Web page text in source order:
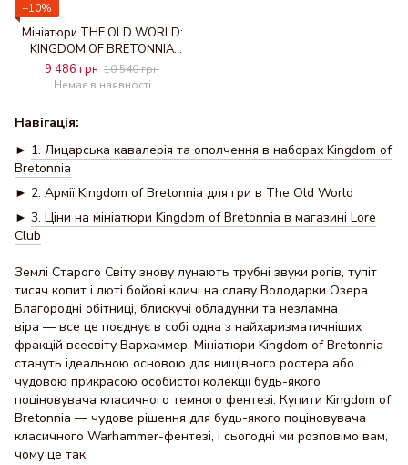
−10%
Мініатюри THE OLD WORLD:
KINGDOM OF BRETONNIA
(ENG)
9 486 грн 10 540 грн
Немає в наявності
Навігація:
► 1. Лицарська кавалерія та ополчення в наборах Kingdom of
Bretonnia
► 2. Армії Kingdom of Bretonnia для гри в The Old World
► 3. Ціни на мініатюри Kingdom of Bretonnia в магазині Lore
Club
Землі Старого Світу знову лунають трубні звуки рогів, тупіт
тисяч копит і люті бойові кличі на славу Володарки Озера.
Благородні обітниці, блискучі обладунки та незламна
віра — все це поєднує в собі одна з найхаризматичніших
фракцій всесвіту Вархаммер. Мініатюри Kingdom of Bretonnia
стануть ідеальною основою для нищівного ростера або
чудовою прикрасою особистої колекції будь-якого
поціновувача класичного темного фентезі. Купити Kingdom of
Bretonnia — чудове рішення для будь-якого поціновувача
класичного Warhammer-фентезі, і сьогодні ми розповімо вам,
чому це так.